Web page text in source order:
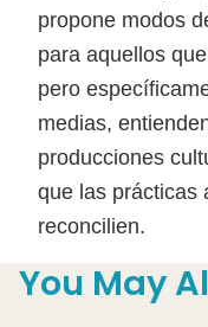
propone modos
para aquellos
pero
medias,
producciones
que las prácticas
reconcilien.
You May